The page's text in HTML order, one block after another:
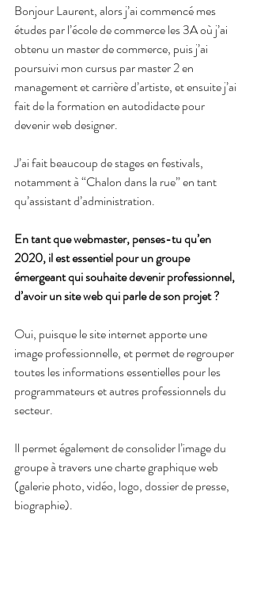
Bonjour Laurent, alors j’ai commencé mes
études par l’école de commerce les 3A où j’ai
obtenu un master de commerce, puis j’ai
poursuivi mon cursus par master 2 en
management et carrière d’artiste, et ensuite j’ai
fait de la formation en autodidacte pour
devenir web designer.
J’ai fait beaucoup de stages en festivals,
notamment à “Chalon dans la rue” en tant
qu’assistant d’administration.
En tant que webmaster, penses-tu qu’en
2020, il est essentiel pour un groupe
émergeant qui souhaite devenir professionnel,
d’avoir un site web qui parle de son projet ?
Oui, puisque le site internet apporte une
image professionnelle, et permet de regrouper
toutes les informations essentielles pour les
programmateurs et autres professionnels du
secteur.
Il permet également de consolider l’image du
groupe à travers une charte graphique web
(galerie photo, vidéo, logo, dossier de presse,
biographie).